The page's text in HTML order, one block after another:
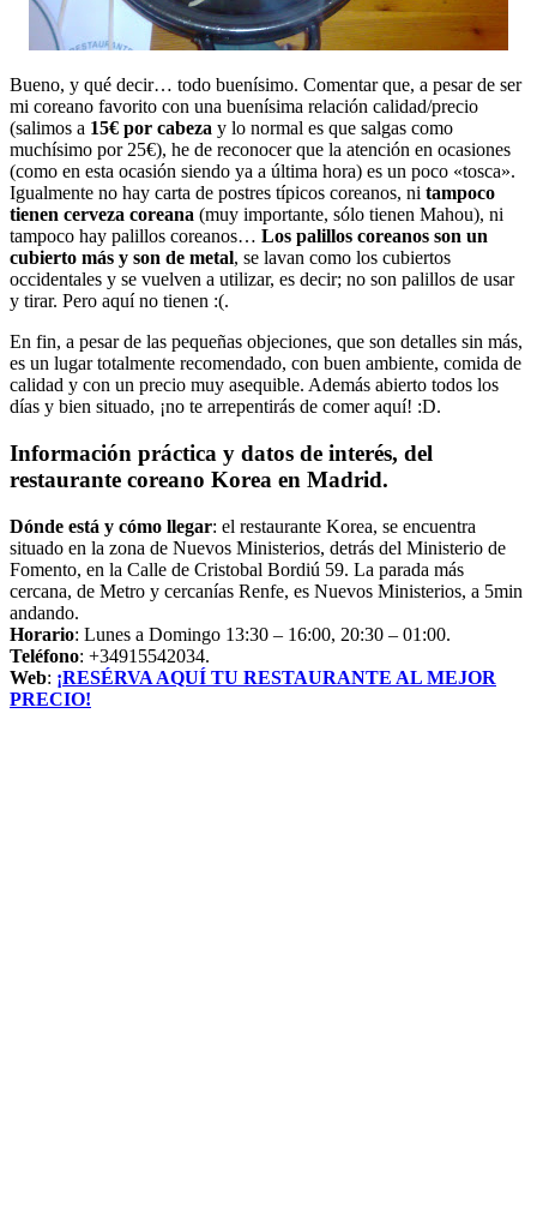
Bueno, y qué decir… todo buenísimo. Comentar que, a pesar de ser
mi coreano favorito con una buenísima relación calidad/precio
(salimos a 15€ por cabeza y lo normal es que salgas como
muchísimo por 25€), he de reconocer que la atención en ocasiones
(como en esta ocasión siendo ya a última hora) es un poco «tosca».
Igualmente no hay carta de postres típicos coreanos, ni tampoco
tienen cerveza coreana (muy importante, sólo tienen Mahou), ni
tampoco hay palillos coreanos… Los palillos coreanos son un
cubierto más y son de metal, se lavan como los cubiertos
occidentales y se vuelven a utilizar, es decir; no son palillos de usar
y tirar. Pero aquí no tienen :(.
En fin, a pesar de las pequeñas objeciones, que son detalles sin más,
es un lugar totalmente recomendado, con buen ambiente, comida de
calidad y con un precio muy asequible. Además abierto todos los
días y bien situado, ¡no te arrepentirás de comer aquí! :D.
Información práctica y datos de interés, del
restaurante coreano Korea en Madrid.
Dónde está y cómo llegar: el restaurante Korea, se encuentra
situado en la zona de Nuevos Ministerios, detrás del Ministerio de
Fomento, en la Calle de Cristobal Bordiú 59. La parada más
cercana, de Metro y cercanías Renfe, es Nuevos Ministerios, a 5min
andando.
Horario: Lunes a Domingo 13:30 – 16:00, 20:30 – 01:00.
Teléfono: +34915542034.
Web: ¡RESÉRVA AQUÍ TU RESTAURANTE AL MEJOR
PRECIO!